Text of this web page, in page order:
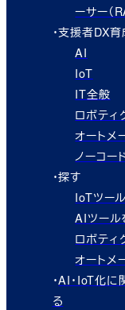
ーサー（
・支援者DX
AI
IoT
IT全般
ロボティ
オートメ
ノーコー
・探す
IoTツー
AIツール
ロボティ
オートメ
・AI・IoT化に
る